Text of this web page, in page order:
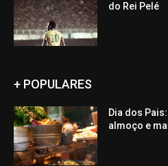
do Rei Pelé
+ POPULARES
Dia dos
almoço e